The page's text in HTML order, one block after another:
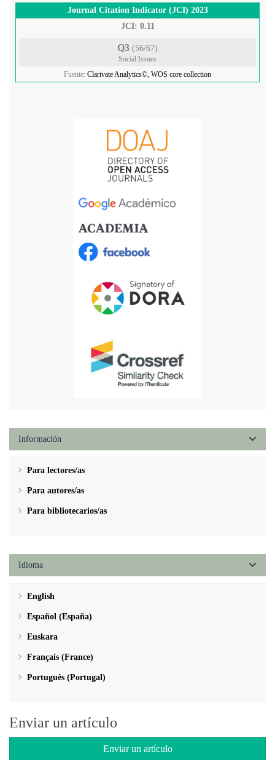
Journal Citation Indicator (JCI) 2023
JCI: 0.11
Q3 (56/67)
Social Issues
Fuente: Clarivate Analytics©, WOS core collection
Información
Para lectores/as
Para autores/as
Para bibliotecarios/as
Idioma
English
Español (España)
Euskara
Français (France)
Português (Portugal)
Enviar un artículo
Enviar un artículo